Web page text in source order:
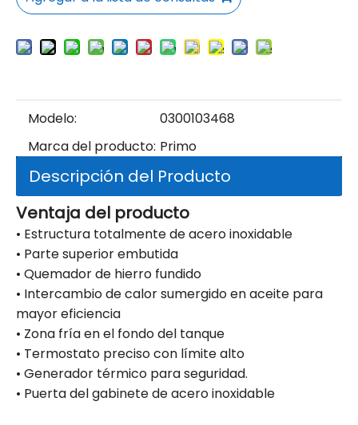
Modelo:
0300103468
Marca del producto: Primo
Descripción del Producto
Ventaja del producto
• Estructura totalmente de acero inoxidable
• Parte superior embutida
• Quemador de hierro fundido
• Intercambio de calor sumergido en aceite para
mayor eficiencia
• Zona fría en el fondo del tanque
• Termostato preciso con límite alto
• Generador térmico para seguridad.
• Puerta del gabinete de acero inoxidable